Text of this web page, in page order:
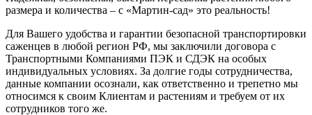
размера и количества – с «Мартин-сад» это реальность!
Для Вашего удобства и гарантии безопасной транспортировки
саженцев в любой регион РФ, мы заключили договора с
Транспортными Компаниями ПЭК и СДЭК на особых
индивидуальных условиях. За долгие годы сотрудничества,
данные компании осознали, как ответственно и трепетно мы
относимся к своим Клиентам и растениям и требуем от их
сотрудников того же.